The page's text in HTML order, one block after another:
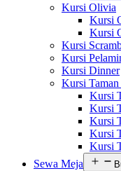
Kursi Olivia
Kursi
Kursi
Kursi
Kursi
Kursi Dinner
Kursi
Kursi
Kursi
Kursi
Kursi
Kursi
Sewa Meja